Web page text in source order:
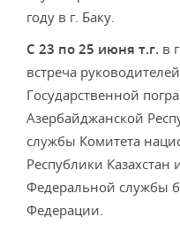
году в г. Баку.
С 23 по 25 июня т.г. в
встреча
Государственной
Азербайджанской
службы Комитета
Республики
Федеральной службы
Федерации.